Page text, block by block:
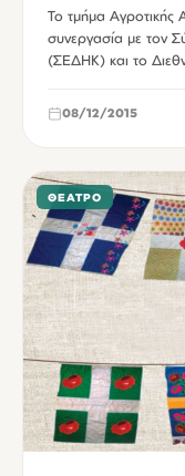
Το τμήμα Αγροτικής
συνεργασία με τον
(ΣΕΔΗΚ) και το
08/12/2015
ΘΈΑΤΡΟ